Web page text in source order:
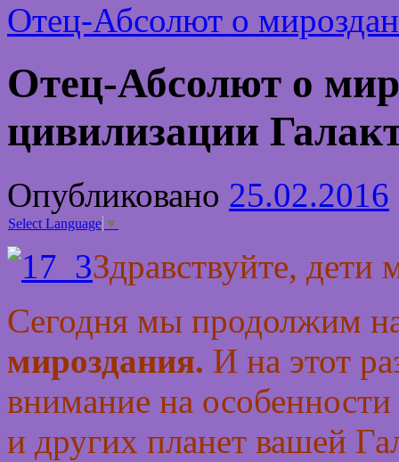
Отец-Абсолют о
Отец-Абсолют о
цивилизации
Опубликовано 25.02.2016
Select Language ▼
Здравствуйте, дети
Сегодня мы продолжим
мироздания. И на этот
внимание на
и других планет вашей